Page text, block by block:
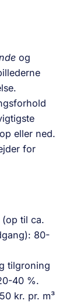
og
eller ned.
for
(op til ca.
80-
tilgroning
40 %.
kr. pr. m³